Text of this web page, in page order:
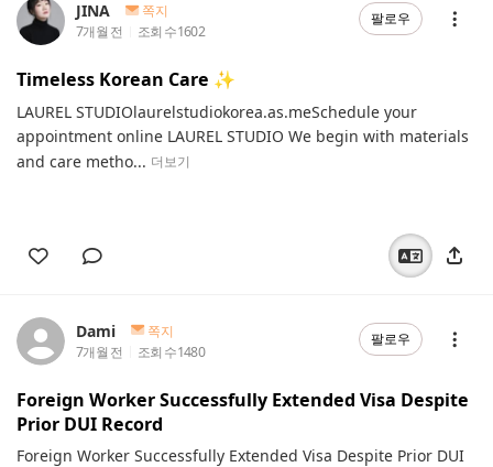
JINA
쪽지
7개월 전
조회 수1602
팔로우
Timeless Korean Care ✨
LAUREL STUDIOlaurelstudiokorea.as.meSchedule your
appointment online LAUREL STUDIO We begin with materials
and care metho... 더보기
Dami
쪽지
7개월 전
조회 수1480
팔로우
Foreign Worker Successfully Extended Visa Despite
Prior DUI Record
Foreign Worker Successfully Extended Visa Despite Prior DUI